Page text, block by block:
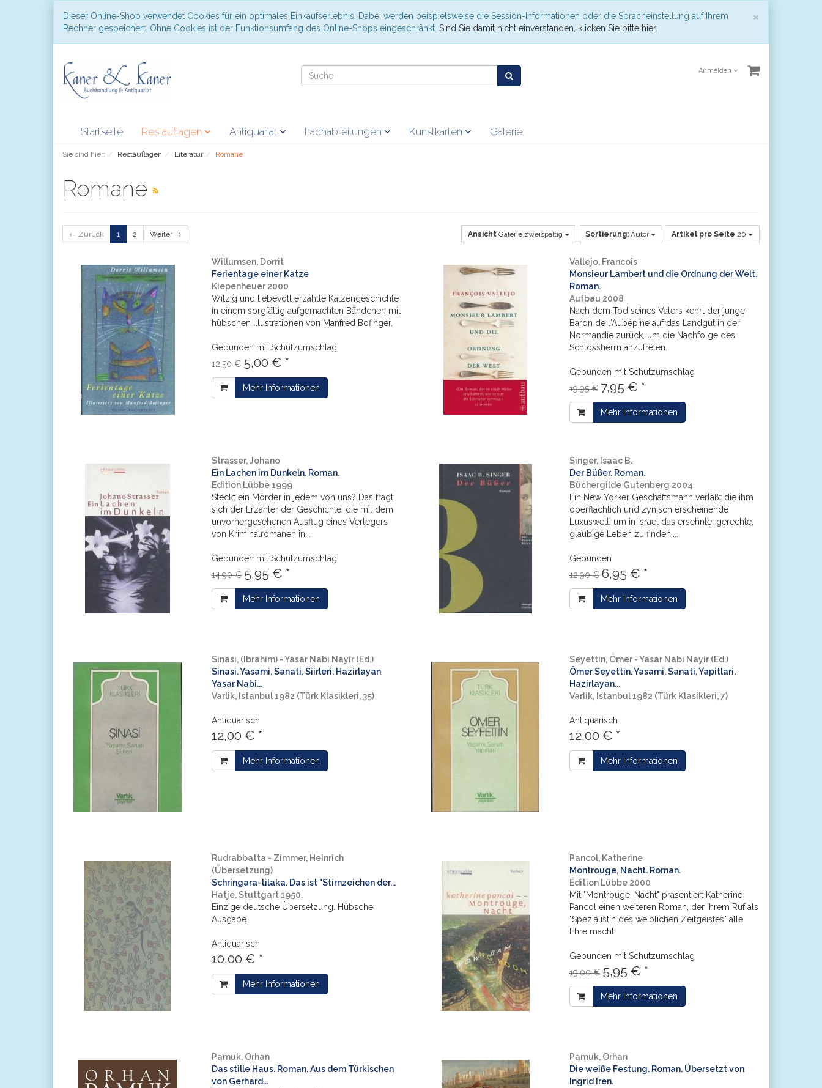
×
Dieser Online-Shop verwendet Cookies für ein optimales Einkaufserlebnis. Dabei werden beispielsweise die Session-Informationen oder die Spracheinstellung auf Ihrem
Rechner gespeichert. Ohne Cookies ist der Funktionsumfang des Online-Shops eingeschränkt. Sind Sie damit nicht einverstanden, klicken Sie bitte hier.
Anmelden
Startseite Restauflagen Antiquariat Fachabteilungen Kunstkarten Galerie
Sie sind hier: Restauflagen Literatur Romane
Romane
← Zurück 1 2 Weiter → Ansicht Galerie zweispaltig Sortierung: Autor Artikel pro Seite 20
Willumsen, Dorrit
Ferientage einer Katze
Kiepenheuer 2000
Witzig und liebevoll erzählte Katzengeschichte
in einem sorgfältig aufgemachten Bändchen mit
hübschen Illustrationen von Manfred Bofinger.
Gebunden mit Schutzumschlag
12,50 € 5,00 € *
Mehr Informationen
Vallejo, Francois
Monsieur Lambert und die Ordnung der Welt.
Roman.
Aufbau 2008
Nach dem Tod seines Vaters kehrt der junge
Baron de l'Aubépine auf das Landgut in der
Normandie zurück, um die Nachfolge des
Schlossherrn anzutreten.
Gebunden mit Schutzumschlag
19,95 € 7,95 € *
Mehr Informationen
Strasser, Johano
Ein Lachen im Dunkeln. Roman.
Edition Lübbe 1999
Steckt ein Mörder in jedem von uns? Das fragt
sich der Erzähler der Geschichte, die mit dem
unvorhergesehenen Ausflug eines Verlegers
von Kriminalromanen in...
Gebunden mit Schutzumschlag
14,90 € 5,95 € *
Mehr Informationen
Singer, Isaac B.
Der Büßer. Roman.
Büchergilde Gutenberg 2004
Ein New Yorker Geschäftsmann verläßt die ihm
oberflächlich und zynisch erscheinende
Luxuswelt, um in Israel das ersehnte, gerechte,
gläubige Leben zu finden....
Gebunden
12,90 € 6,95 € *
Mehr Informationen
Sinasi, (Ibrahim) - Yasar Nabi Nayir (Ed.)
Sinasi. Yasami, Sanati, Siirleri. Hazirlayan
Yasar Nabi...
Varlik, Istanbul 1982 (Türk Klasikleri, 35)
Antiquarisch
12,00 € *
Mehr Informationen
Seyettin, Ömer - Yasar Nabi Nayir (Ed.)
Ömer Seyettin. Yasami, Sanati, Yapitlari.
Hazirlayan...
Varlik, Istanbul 1982 (Türk Klasikleri, 7)
Antiquarisch
12,00 € *
Mehr Informationen
Rudrabbatta - Zimmer, Heinrich
(Übersetzung)
Schringara-tilaka. Das ist "Stirnzeichen der...
Hatje, Stuttgart 1950.
Einzige deutsche Übersetzung. Hübsche
Ausgabe.
Antiquarisch
10,00 € *
Mehr Informationen
Pancol, Katherine
Montrouge, Nacht. Roman.
Edition Lübbe 2000
Mit "Montrouge, Nacht" präsentiert Katherine
Pancol einen weiteren Roman, der ihrem Ruf als
"Spezialistin des weiblichen Zeitgeistes" alle
Ehre macht.
Gebunden mit Schutzumschlag
19,00 € 5,95 € *
Mehr Informationen
Pamuk, Orhan
Das stille Haus. Roman. Aus dem Türkischen
von Gerhard...
Pamuk, Orhan
Die weiße Festung. Roman. Übersetzt von
Ingrid Iren.